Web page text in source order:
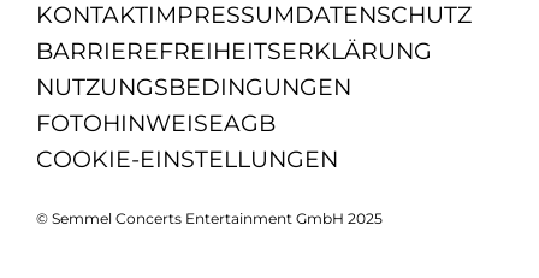
KONTAKTIMPRESSUMDATENSCHUTZ
BARRIEREFREIHEITSERKLÄRUNG
NUTZUNGSBEDINGUNGEN
FOTOHINWEISEAGB
COOKIE-EINSTELLUNGEN
© Semmel Concerts Entertainment GmbH 2025